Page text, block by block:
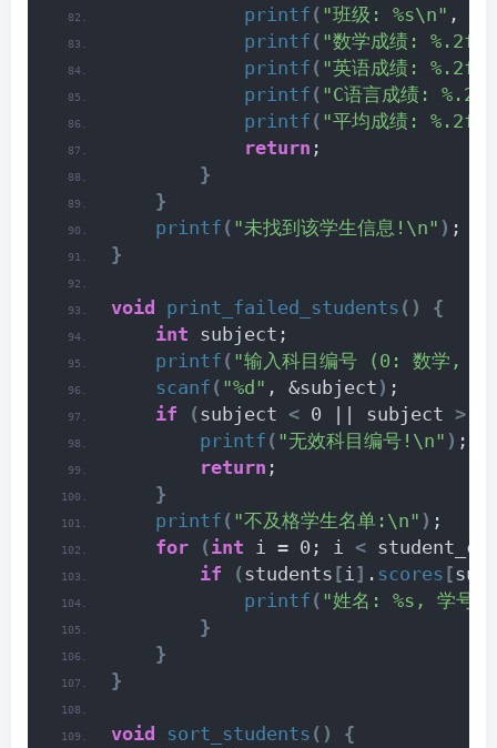
printf ( "班级: %s\n" ,
printf ( "数学成绩:
printf ( "英语成绩:
printf ( "C语言成绩:
printf ( "平均成绩:
return ;
}
}
printf ( "未找到该学生信息!\n" ) ;
}
void print_failed_students ()
{
int subject;
printf ( "输入科目编号 (0: 数学,
scanf ( "%d" , &subject ) ;
if
(subject < 0 || subject >
printf ( "无效科目编号!\n" ) ;
return ;
}
printf ( "不及格学生名单:\n" ) ;
for
(int i = 0; i <
if
(students [i] . scores [
printf ( "姓名: %s, 学号
}
}
}
void sort_students ()
{